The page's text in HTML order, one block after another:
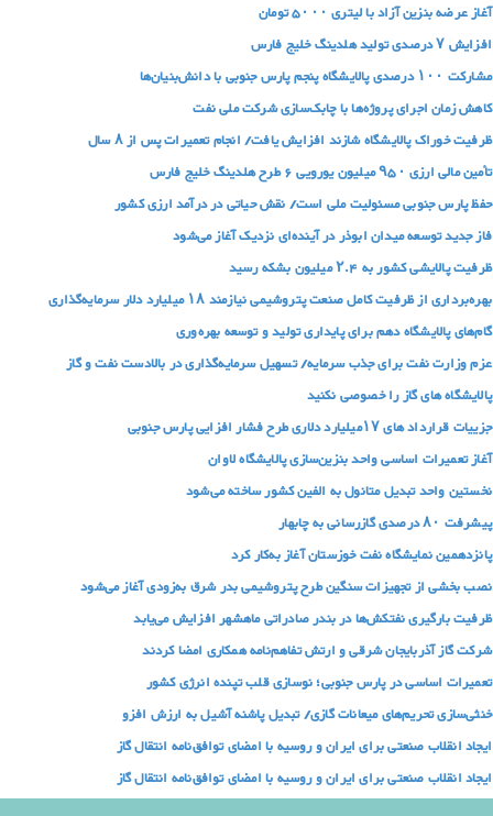
آغاز عرضه بنزین آزاد با لیتری ۵۰۰۰ تومان
افزایش ۷ درصدی تولید هلدینگ خلیج فارس
مشارکت ۱۰۰ درصدی پالایشگاه پنجم پارس جنوبی با دانش‌بنیان‌ها
کاهش زمان اجرای پروژه‌ها با چابک‌سازی شرکت ملی نفت
ظرفیت خوراک پالایشگاه شازند افزایش یافت/ انجام تعمیرات پس از ۸ سال
تأمین مالی ارزی ۹۵۰ میلیون یورویی ۶ طرح‌ هلدینگ خلیج‌ فارس
حفظ پارس جنوبی مسئولیت ملی است/ نقش حیاتی در درآمد ارزی کشور
فاز جدید توسعه میدان ابوذر در آینده‌ای نزدیک آغاز می‌شود
ظرفیت پالایشی کشور به ۲.۴ میلیون بشکه رسید
بهره‌برداری از ظرفیت کامل صنعت پتروشیمی نیازمند ۱۸ میلیارد دلار سرمایه‌گذاری
گام‌های پالایشگاه دهم برای پایداری تولید و توسعه بهره‌وری
عزم وزارت نفت برای جذب سرمایه/ تسهیل سرمایه‌گذاری در بالادست نفت و گاز
پالایشگاه های گاز را خصوصی نکنید
جزییات قرارداد های ۱۷میلیارد دلاری طرح فشار افزایی پارس جنوبی
آغاز تعمیرات اساسی واحد بنزین‌سازی پالایشگاه لاوان
نخستین واحد تبدیل متانول به الفین کشور ساخته می‌شود
پیشرفت ۸۰ درصدی گازرسانی به چابهار
پانزدهمین نمایشگاه نفت خوزستان آغاز به‌کار کرد
نصب بخشی از تجهیزات سنگین طرح پتروشیمی بدر شرق به‌زودی آغاز می‌شود
ظرفیت بارگیری نفتکش‌ها در بندر صادراتی ماهشهر افزایش می‌یابد
شرکت گاز آذربایجان شرقی و ارتش تفاهم‌نامه همکاری امضا کردند
تعمیرات اساسی در پارس‌ جنوبی؛ نوسازی قلب تپنده انرژی کشور
خنثی‌سازی تحریم‌های میعانات گازی/ تبدیل پاشنه آشیل به ارزش افزو
ایجاد انقلاب صنعتی برای ایران و روسیه با امضای توافق‌نامه انتقال گاز
ایجاد انقلاب صنعتی برای ایران و روسیه با امضای توافق‌نامه انتقال گاز